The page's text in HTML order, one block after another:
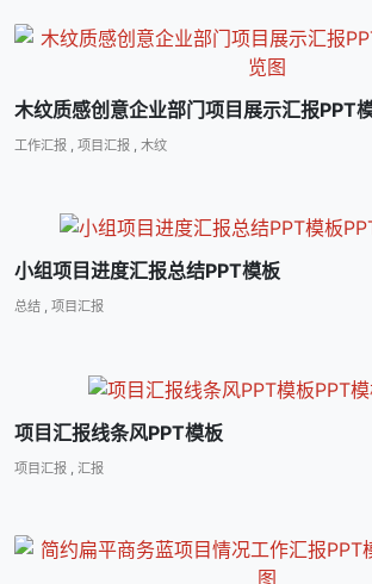
木纹质感创意企业部门项目展示汇报PPT
工作汇报 项目汇报 木纹
小组项目进度汇报总结PPT模板
总结 , 项目汇报
项目汇报线条风PPT模板
项目汇报 , 汇报